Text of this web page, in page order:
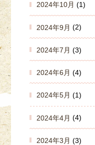
2024年10月 (1)
2024年9月 (2)
2024年7月 (3)
2024年6月 (4)
2024年5月 (1)
2024年4月 (4)
2024年3月 (3)